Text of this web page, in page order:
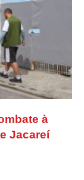
à
Jacareí